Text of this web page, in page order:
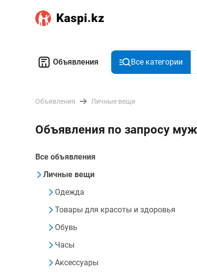
Объявления Все категории
Объявления Личные вещи
Объявления по запросу
Все объявления
Личные вещи
Одежда
Товары для красоты и здоровья
Обувь
Часы
Аксессуары